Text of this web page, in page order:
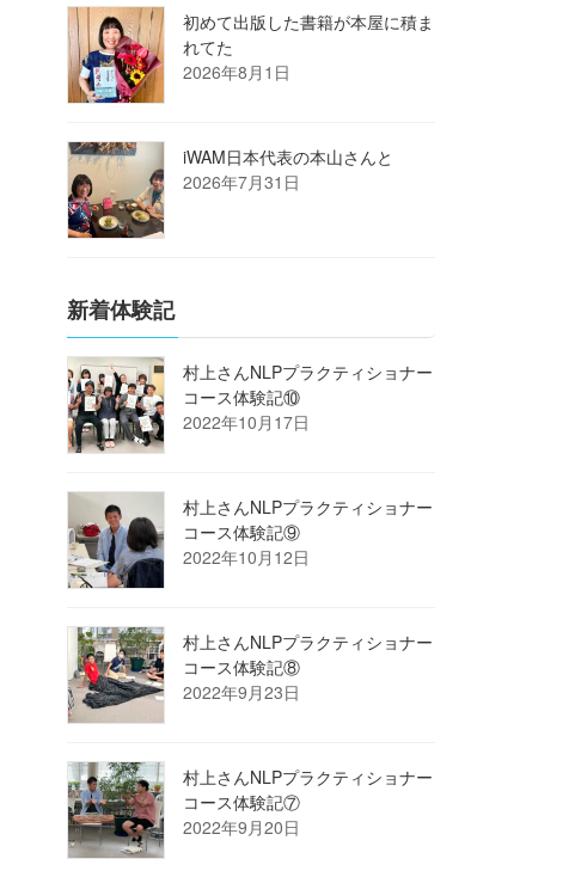
初めて出版した書籍が本屋に積ま
れてた
2026年8月1日
iWAM日本代表の本山さんと
2026年7月31日
新着体験記
村上さんNLPプラクティショナー
コース体験記⑩
2022年10月17日
村上さんNLPプラクティショナー
コース体験記⑨
2022年10月12日
村上さんNLPプラクティショナー
コース体験記⑧
2022年9月23日
村上さんNLPプラクティショナー
コース体験記⑦
2022年9月20日